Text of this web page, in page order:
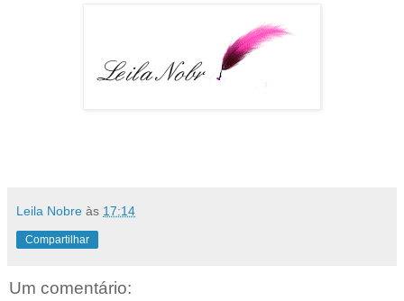
Leila Nobre às 17:14
Compartilhar
Um comentário: